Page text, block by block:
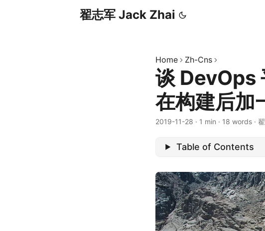
翟志军 Jack Zhai
Home Zh-Cns
谈 DevOps
在构建后加
2019-11-28 · 1 min · 18 words ·
Table of Contents